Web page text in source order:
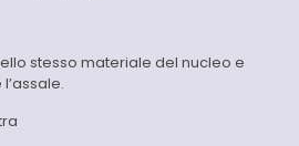
stesso materiale del nucleo e